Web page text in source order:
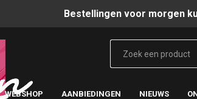
Bestellingen voor morgen
WEBSHOP AANBIEDINGEN NIEUWS